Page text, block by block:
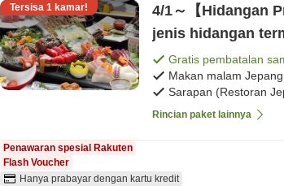
Tersisa 1 kamar!
4/1～【Hidangan
jenis hidangan
sapi olive [Makan
Gratis pembatalan
Makan malam Jepang
Sarapan (Restoran
Rincian paket lainnya
Penawaran spesial Rakuten
Flash Voucher
Hanya prabayar dengan kartu kredit